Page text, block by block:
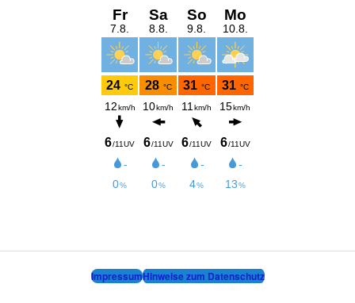
ImpressumHinweise zum Datenschutz